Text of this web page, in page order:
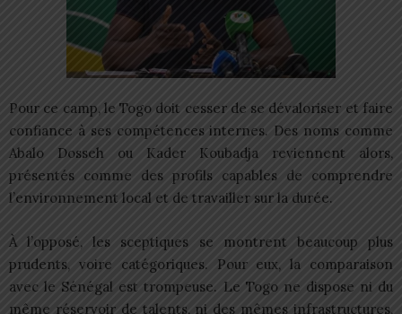
Pour ce camp, le Togo doit cesser de se dévaloriser et faire
confiance à ses compétences internes. Des noms comme
Abalo Dosseh ou Kader Koubadja reviennent alors,
présentés comme des profils capables de comprendre
l’environnement local et de travailler sur la durée.
À l’opposé, les sceptiques se montrent beaucoup plus
prudents, voire catégoriques. Pour eux, la comparaison
avec le Sénégal est trompeuse. Le Togo ne dispose ni du
même réservoir de talents, ni des mêmes infrastructures,